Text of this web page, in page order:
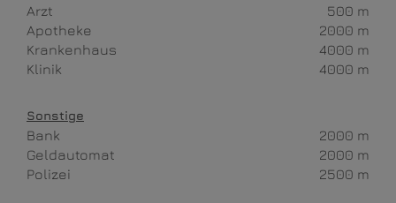
Arzt
500 m
Apotheke
2000 m
Krankenhaus
4000 m
Klinik
4000 m
Sonstige
Bank
2000 m
Geldautomat
2000 m
Polizei
2500 m